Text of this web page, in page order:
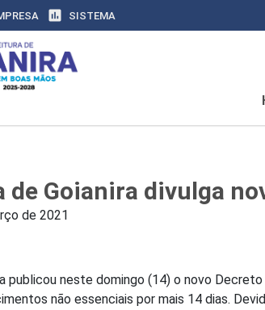
assessment SISTEMA
Goianira divulga
de 2021
publicou neste domingo (14) o novo
não essenciais por mais 14 dias.